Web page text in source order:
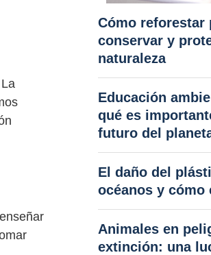
Cómo reforestar
conservar y
naturaleza
Educación
qué es
futuro del
El daño del
océanos y cómo
Animales en
extinción: una